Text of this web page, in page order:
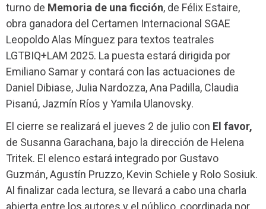
turno de Memoria de una ficción, de Félix Estaire,
obra ganadora del Certamen Internacional SGAE
Leopoldo Alas Mínguez para textos teatrales
LGTBIQ+LAM 2025. La puesta estará dirigida por
Emiliano Samar y contará con las actuaciones de
Daniel Dibiase, Julia Nardozza, Ana Padilla, Claudia
Pisanú, Jazmín Ríos y Yamila Ulanovsky.
El cierre se realizará el jueves 2 de julio con El favor,
de Susanna Garachana, bajo la dirección de Helena
Tritek. El elenco estará integrado por Gustavo
Guzmán, Agustín Pruzzo, Kevin Schiele y Rolo Sosiuk.
Al finalizar cada lectura, se llevará a cabo una charla
abierta entre los autores y el público, coordinada por